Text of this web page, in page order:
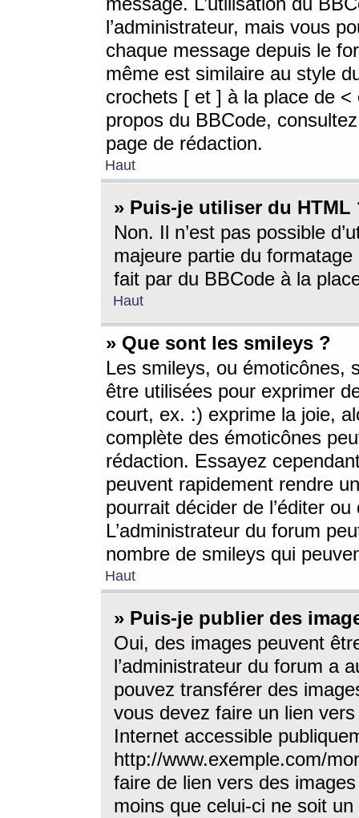
l’administrateur, mais vous
chaque message depuis le
même est similaire au style
crochets [ et ] à la place de <
propos du BBCode,
page de rédaction.
Haut
» Puis-je utiliser du HTML
Non. Il n’est pas possible
majeure partie du
fait par du BBCode à la
Haut
» Que sont les smileys ?
Les smileys, ou émoticônes,
être utilisées pour exprimer
court, ex. :) exprime la joie,
complète des émoticônes
rédaction. Essayez
peuvent rapidement rendre
pourrait décider de l’éditer
L’administrateur du forum
nombre de smileys qui
Haut
» Puis-je publier des
Oui, des images peuvent
l’administrateur du forum a
pouvez transférer des
vous devez faire un lien
Internet accessible
http://www.exemple.com/
faire de lien vers des
moins que celui-ci ne soit